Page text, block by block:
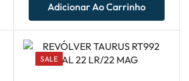
Adicionar Ao Carrinho
SALE